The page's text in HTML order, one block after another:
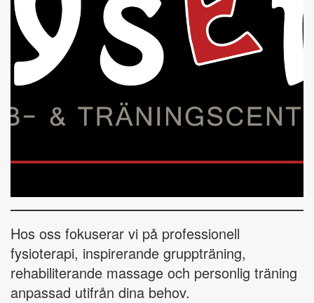
Hos oss fokuserar vi på professionell
fysioterapi, inspirerande gruppträning,
rehabiliterande massage och personlig träning
anpassad utifrån dina behov.